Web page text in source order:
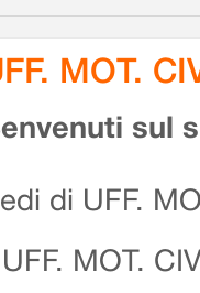
MOT.
sul
di UFF.
UFF. MOT.